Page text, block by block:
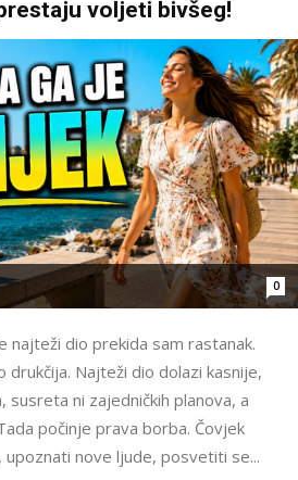
voljeti bivšeg!
0
najteži dio prekida sam rastanak.
Najteži dio dolazi kasnije,
susreta ni zajedničkih planova, a
počinje prava borba. Čovjek
upoznati nove ljude, posvetiti se...